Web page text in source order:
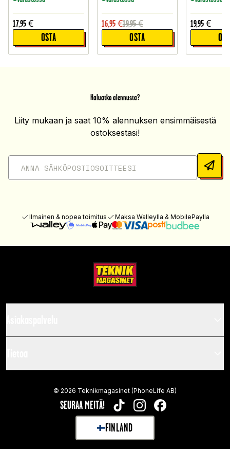
17,95 €
OSTA
16,95 €19,95 €
OSTA
19,95 €
Haluatko alennusta?
Liity mukaan ja saat 10% alennuksen ensimmäisestä
ostoksestasi!
Ilmainen & nopea toimitus Maksa Walleylla & MobilePaylla
SEURAA MEITÄ! TIKTOKINSTAGRAMFACEBOOK
FINLAND
SELECT MARKET
© 2026 Teknikmagasinet (PhoneLife AB)